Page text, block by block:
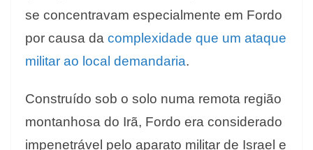
se concentravam especialmente em Fordo
por causa da complexidade que um ataque
militar ao local demandaria.
Construído sob o solo numa remota região
montanhosa do Irã, Fordo era considerado
impenetrável pelo aparato militar de Israel e